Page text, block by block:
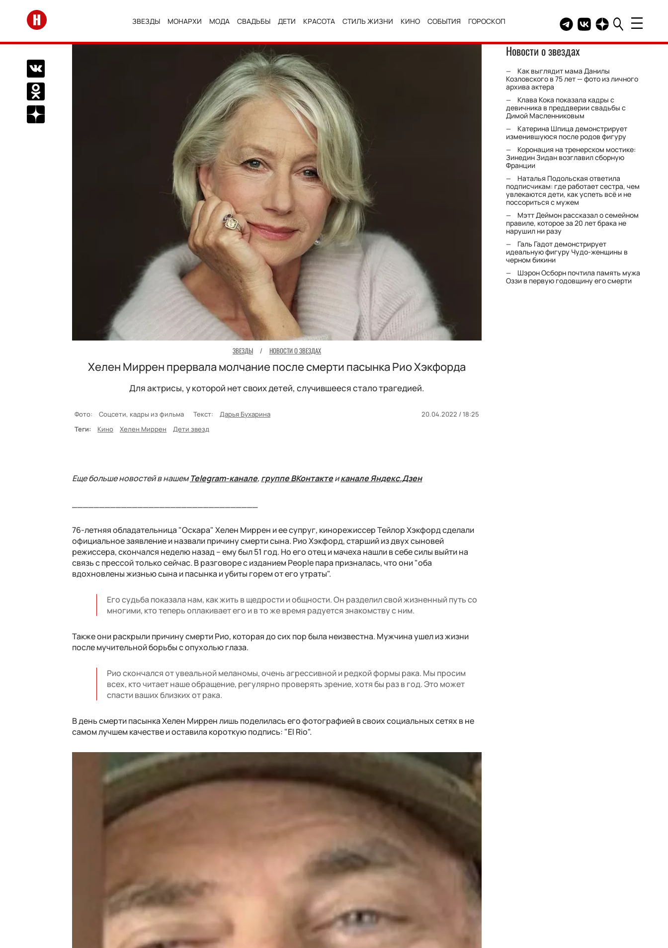
Перейти на главную
ЗВЕЗДЫ МОНАРХИ МОДА СВАДЬБЫ ДЕТИ КРАСОТА СТИЛЬ ЖИЗНИ КИНО СОБЫТИЯ ГОРОСКОП Telegram канал HELLO
Группа HELLO
Канал HELLO в
Поделиться Вконтакте
Поделиться в Одноклассниках
Подписаться на нас в Дзен
ЗВЕЗДЫ / НОВОСТИ О ЗВЕЗДАХ
Хелен Миррен прервала молчание после смерти пасынка Рио Хэкфорда
Для актрисы, у которой нет своих детей, случившееся стало трагедией.
Фото: Соцсети, кадры из фильма Текст: Дарья Бухарина
20.04.2022 / 18:25
Теги:
Кино Хелен Миррен Дети звезд
Еще больше новостей в нашемTelegram-канале, группе ВКонтактеиканале Яндекс.Дзен
76-летняя обладательница "Оскара" Хелен Миррен и ее супруг, кинорежиссер Тейлор Хэкфорд сделали
официальное заявление и назвали причину смерти сына. Рио Хэкфорд, старший из двух сыновей
режиссера, скончался неделю назад – ему был 51 год. Но его отец и мачеха нашли в себе силы выйти на
связь с прессой только сейчас. В разговоре с изданием People пара призналась, что они "оба
вдохновлены жизнью сына и пасынка и убиты горем от его утраты".
Его судьба показала нам, как жить в щедрости и общности. Он разделил свой жизненный путь со
многими, кто теперь оплакивает его и в то же время радуется знакомству с ним.
Также они раскрыли причину смерти Рио, которая до сих пор была неизвестна. Мужчина ушел из жизни
после мучительной борьбы с опухолью глаза.
Рио скончался от увеальной меланомы, очень агрессивной и редкой формы рака. Мы просим
всех, кто читает наше обращение, регулярно проверять зрение, хотя бы раз в год. Это может
спасти ваших близких от рака.
В день смерти пасынка Хелен Миррен лишь поделилась его фотографией в своих социальных сетях в не
самом лучшем качестве и оставила короткую подпись: "El Rio".
Новости о звездах
Как выглядит мама Данилы
Козловского в 75 лет — фото из личного
архива актера
Клава Кока показала кадры с
девичника в преддверии свадьбы с
Димой Масленниковым
Катерина Шпица демонстрирует
изменившуюся после родов фигуру
Коронация на тренерском мостике:
Зинедин Зидан возглавил сборную
Франции
Наталья Подольская ответила
подписчикам: где работает сестра, чем
увлекаются дети, как успеть всё и не
поссориться с мужем
Мэтт Деймон рассказал о семейном
правиле, которое за 20 лет брака не
нарушил ни разу
Галь Гадот демонстрирует
идеальную фигуру Чудо-женщины в
черном бикини
Шэрон Осборн почтила память мужа
Оззи в первую годовщину его смерти